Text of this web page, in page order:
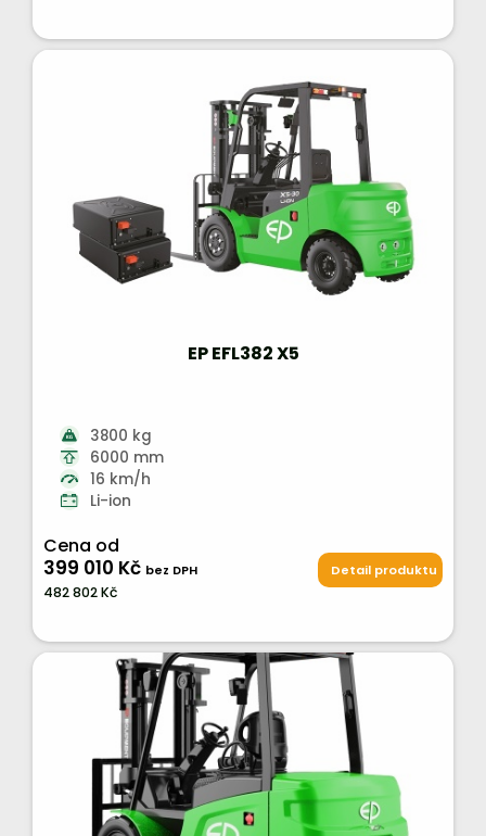
EP EFL382 X5
3800 kg
6000 mm
16 km/h
Li-ion
Cena od
399 010 Kč bez DPH
482 802 Kč
Detail produktu